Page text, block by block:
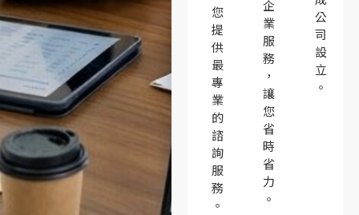
您
提
供
最
專
業
的
諮
詢
服
務
。
企
業
服
務
，
讓
您
省
時
省
力
。
公
司
設
立
。